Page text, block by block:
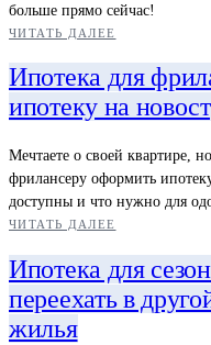
больше прямо сейчас!
ЧИТАТЬ ДАЛЕЕ
Ипотека для
ипотеку на
Мечтаете о своей квартире,
фрилансеру оформить
доступны и что нужно для
ЧИТАТЬ ДАЛЕЕ
Ипотека для
переехать в
жилья